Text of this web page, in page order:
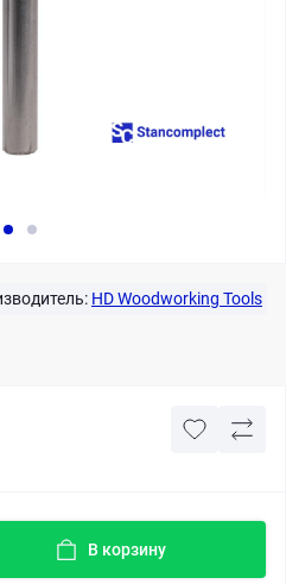
HD Woodworking Tools
В корзину